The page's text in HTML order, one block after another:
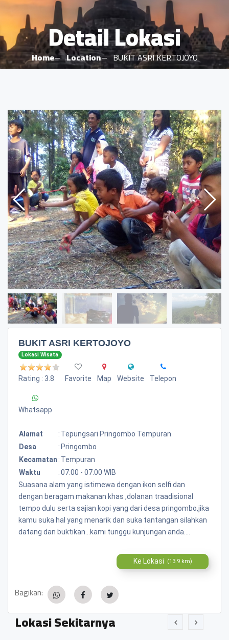
Detail Lokasi
Home Location BUKIT ASRI KERTOJOYO
BUKIT ASRI KERTOJOYO
Lokasi Wisata
Rating : 3.8 Favorite Map Website Telepon
Whatsapp
Alamat : Tepungsari Pringombo Tempuran
Desa
: Pringombo
Kecamatan : Tempuran
Waktu
:07:00 - 07:00 WIB
Suasana alam yang istimewa dengan ikon selfi dan
dengan beragam makanan khas ,dolanan traadisional
tempo dulu serta sajian kopi yang dari desa pringombo,jika
kamu suka hal yang menarik dan suka tantangan silahkan
datang dan buktikan...kami tunggu kunjungan anda....
Ke Lokasi (13.9 km)
Bagikan:
Lokasi Sekitarnya